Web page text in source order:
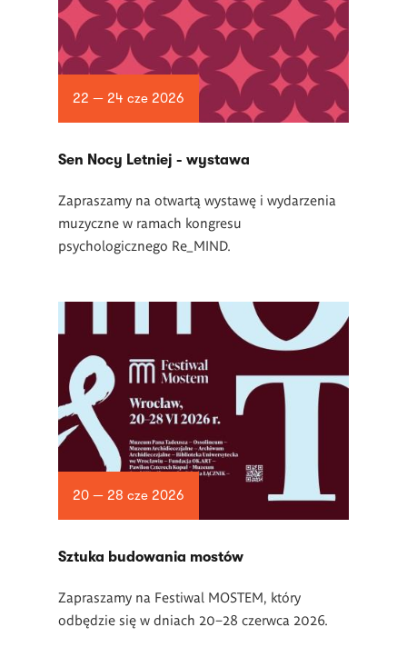
22 — 24 cze 2026
Sen Nocy Letniej - wystawa
Zapraszamy na otwartą wystawę i wydarzenia
muzyczne w ramach kongresu
psychologicznego Re_MIND.
20 — 28 cze 2026
Sztuka budowania mostów
Zapraszamy na Festiwal MOSTEM, który
odbędzie się w dniach 20–28 czerwca 2026.